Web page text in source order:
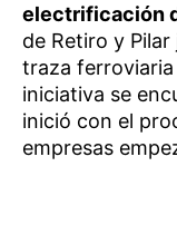
electrificación
de Retiro y
traza ferroviaria
iniciativa se
inició con el
empresas